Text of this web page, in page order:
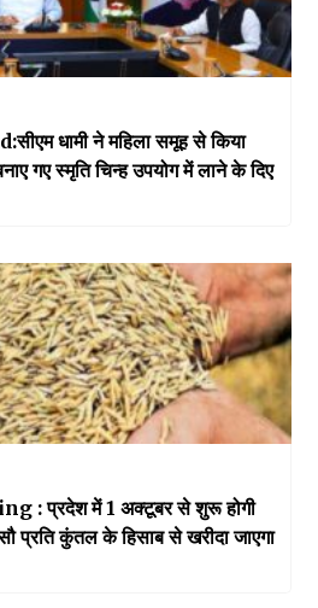
धामी ने महिला समूह से किया
गए स्मृति चिन्ह उपयोग में लाने के दिए
: प्रदेश में 1 अक्टूबर से शुरू होगी
प्रति कुंतल के हिसाब से खरीदा जाएगा